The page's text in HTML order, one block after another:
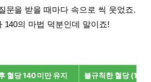
문을 받을 때마다 속으로 씩 웃었죠.
140의 마법 덕분인데 말이죠!
혈당 140 미만 유지 불규칙한 혈당 (140